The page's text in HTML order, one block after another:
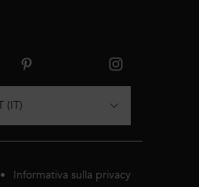
(IT)
Informativa sulla privacy